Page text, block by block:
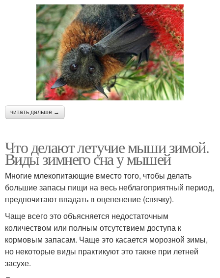
читать дальше →
Что делают летучие мыши зимой.
Виды зимнего сна у мышей
Многие млекопитающие вместо того, чтобы делать
большие запасы пищи на весь неблагоприятный период,
предпочитают впадать в оцепенение (спячку).
Чаще всего это объясняется недостаточным
количеством или полным отсутствием доступа к
кормовым запасам. Чаще это касается морозной зимы,
но некоторые виды практикуют это также при летней
засухе.